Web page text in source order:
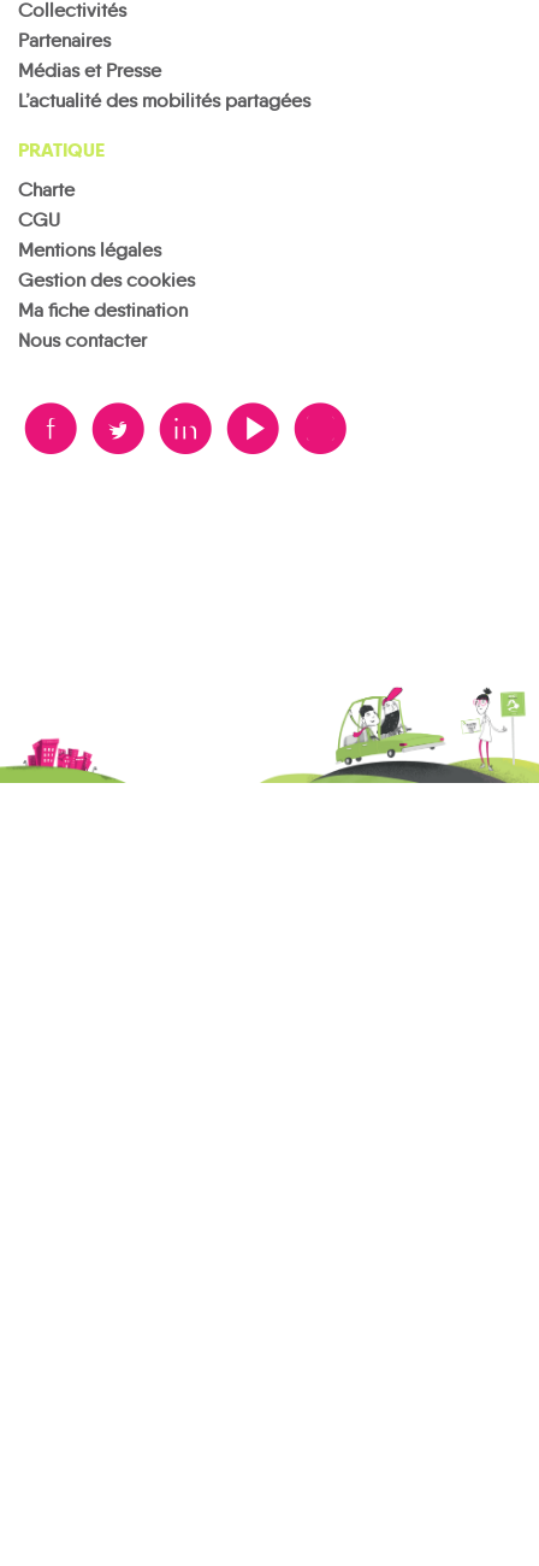
Collectivités
Partenaires
Médias et Presse
L’actualité des mobilités partagées
PRATIQUE
Charte
CGU
Mentions légales
Gestion des cookies
Ma fiche destination
Nous contacter
B A D F V